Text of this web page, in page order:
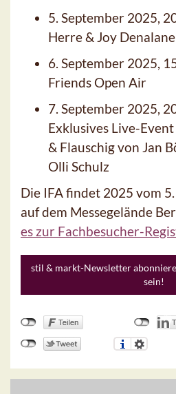
5. September 2025,
Herre & Joy Denalane
6. September 2025,
Friends Open Air
7. September 2025,
Exklusives Live-
& Flauschig von Jan
Olli Schulz
Die IFA findet 2025 vom
auf dem Messegelände
es zur Fachbesucher-
stil & markt-Newsletter
sein!